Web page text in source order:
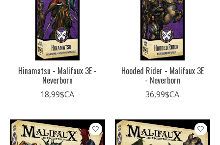
Hinamatsu - Malifaux 3E -
Neverborn
18,99$CA
Hooded Rider - Malifaux 3E
- Neverborn
36,99$CA